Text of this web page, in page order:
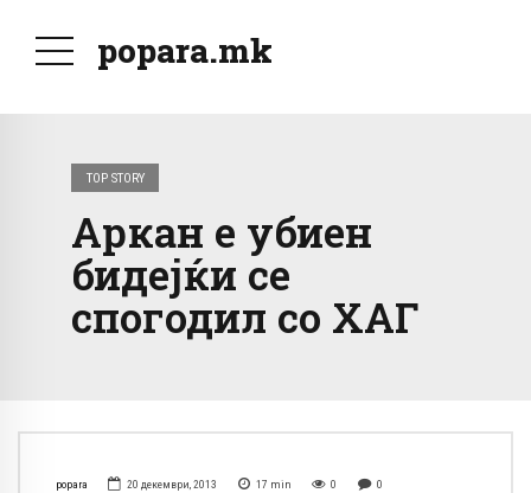
popara.mk
TOP STORY
Аркан е убиен
бидејќи се
спогодил со ХАГ
popara 20 декември, 2013 17 min 0 0